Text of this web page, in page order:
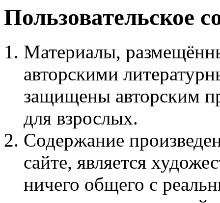
Пользовательское
Материалы,
авторскими
защищены авторским
для взрослых.
Содержание
сайте, является
ничего общего с